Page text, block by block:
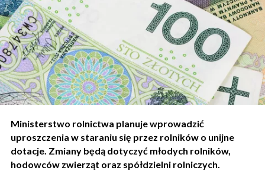
Ministerstwo rolnictwa planuje wprowadzić
uproszczenia w staraniu się przez rolników o unijne
dotacje. Zmiany będą dotyczyć młodych rolników,
hodowców zwierząt oraz spółdzielni rolniczych.